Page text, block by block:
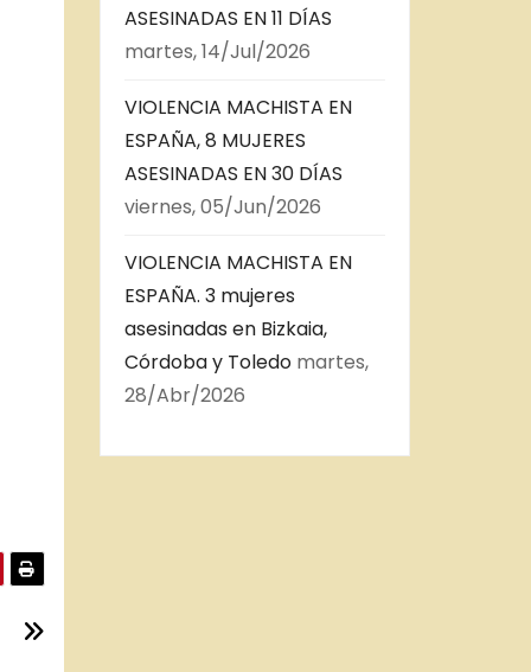
ASESINADAS EN 11 DÍAS
martes, 14/Jul/2026
VIOLENCIA MACHISTA EN
ESPAÑA, 8 MUJERES
ASESINADAS EN 30 DÍAS
viernes, 05/Jun/2026
VIOLENCIA MACHISTA EN
ESPAÑA. 3 mujeres
asesinadas en Bizkaia,
Córdoba y Toledo martes,
28/Abr/2026